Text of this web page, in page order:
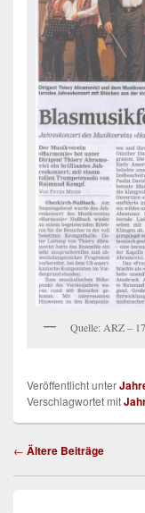
Quelle: ARZ –
Veröffentlicht unter
Verschlagwortet mit
Beitragsnavigation
← Ältere Beiträge